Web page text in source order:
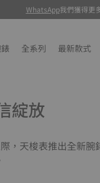
WhatsApp我們獲得更
全系列 最新款式
綻放
，天梭表推出全新